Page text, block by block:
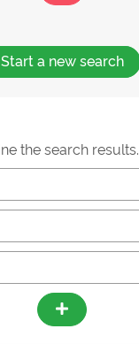
Start a new search
the search results.